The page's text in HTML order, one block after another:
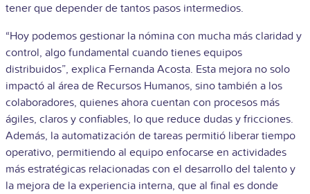
tener que depender de tantos pasos intermedios.
“Hoy podemos gestionar la nómina con mucha más claridad y
control, algo fundamental cuando tienes equipos
distribuidos”, explica Fernanda Acosta. Esta mejora no solo
impactó al área de Recursos Humanos, sino también a los
colaboradores, quienes ahora cuentan con procesos más
ágiles, claros y confiables, lo que reduce dudas y fricciones.
Además, la automatización de tareas permitió liberar tiempo
operativo, permitiendo al equipo enfocarse en actividades
más estratégicas relacionadas con el desarrollo del talento y
la mejora de la experiencia interna, que al final es donde